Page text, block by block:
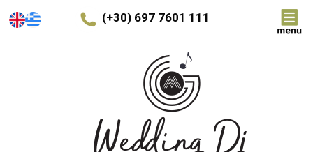
(+30) 697 7601 111